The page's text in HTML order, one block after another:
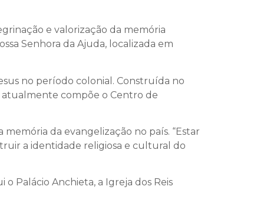
e valorização da memória
Senhora da Ajuda, localizada em
no período colonial. Construída no
atualmente compõe o Centro de
da evangelização no país. “Estar
a identidade religiosa e cultural do
Palácio Anchieta, a Igreja dos Reis